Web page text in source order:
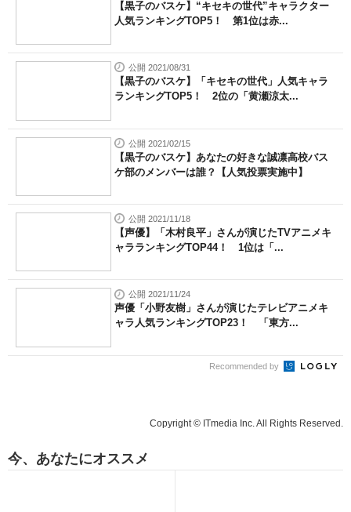
【黒子のバスケ】“キセキの世代”キャラクター
人気ランキングTOP5！ 第1位は赤...
公開 2021/08/31
【黒子のバスケ】「キセキの世代」人気キャラ
ランキングTOP5！ 2位の「黄瀬涼太...
公開 2021/02/15
【黒子のバスケ】あなたの好きな誠凛高校バス
ケ部のメンバーは誰？【人気投票実施中】
公開 2021/11/18
【声優】「木村良平」さんが演じたTVアニメキ
ャラランキングTOP44！ 1位は「...
公開 2021/11/24
声優「小野友樹」さんが演じたテレビアニメキ
ャラ人気ランキングTOP23！ 「東方...
Recommended by
Copyright © ITmedia Inc. All Rights Reserved.
今、あなたにオススメ